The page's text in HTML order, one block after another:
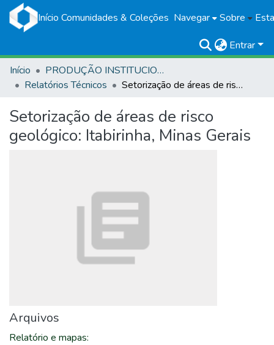
Início Comunidades & Coleções Navegar Sobre
Entrar
Início
PRODUÇÃO INSTITUCIONAL
Relatórios Técnicos
Setorização de áreas de risco geológico: Itabirinha, Minas Gerais
Setorização de áreas de risco
geológico: Itabirinha, Minas Gerais
Arquivos
Relatório e mapas: